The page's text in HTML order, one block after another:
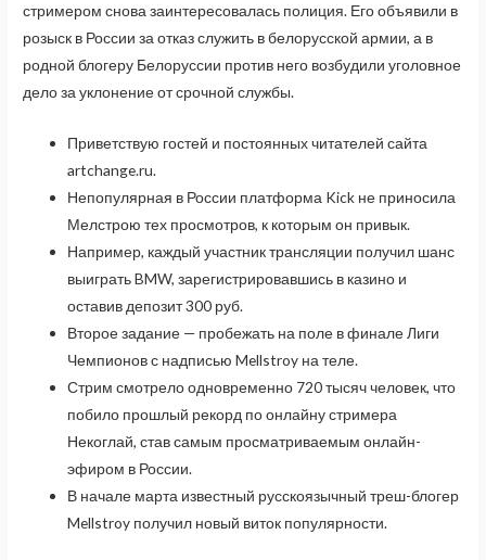
стримером снова заинтересовалась полиция. Его объявили в
розыск в России за отказ служить в белорусской армии, а в
родной блогеру Белоруссии против него возбудили уголовное
дело за уклонение от срочной службы.
Приветствую гостей и постоянных читателей сайта
artchange.ru.
Непопулярная в России платформа Kick не приносила
Мелстрою тех просмотров, к которым он привык.
Например, каждый участник трансляции получил шанс
выиграть BMW, зарегистрировавшись в казино и
оставив депозит 300 руб.
Второе задание — пробежать на поле в финале Лиги
Чемпионов с надписью Mellstroy на теле.
Стрим смотрело одновременно 720 тысяч человек, что
побило прошлый рекорд по онлайну стримера
Некоглай, став самым просматриваемым онлайн-
эфиром в России.
В начале марта известный русскоязычный треш-блогер
Mellstroy получил новый виток популярности.